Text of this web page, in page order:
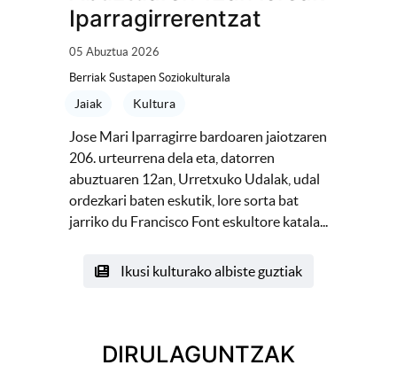
Iparragirrerentzat
05 Abuztua 2026
Berriak Sustapen Soziokulturala
Jaiak Kultura
Jose Mari Iparragirre bardoaren jaiotzaren
206. urteurrena dela eta, datorren
abuztuaren 12an, Urretxuko Udalak, udal
ordezkari baten eskutik, lore sorta bat
jarriko du Francisco Font eskultore katala...
Ikusi kulturako albiste guztiak
DIRULAGUNTZAK